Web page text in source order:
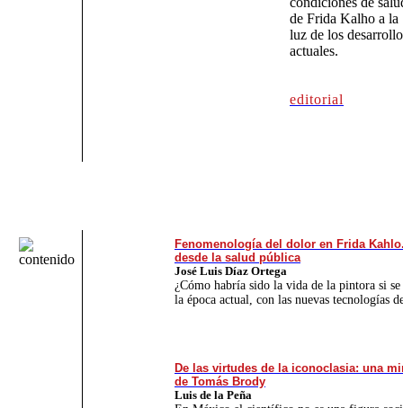
de Frida Kalho a la
luz de los
actuales.
editorial
Fenomenología del dolor en Frida
desde la salud pública
José Luis Díaz Ortega
¿Cómo habría sido la vida de la pintora si
la época actual, con las nuevas tecnologías
De las virtudes de la iconoclasia: una
de Tomás Brody
Luis de la Peña